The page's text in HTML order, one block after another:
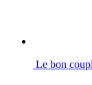
Le bon